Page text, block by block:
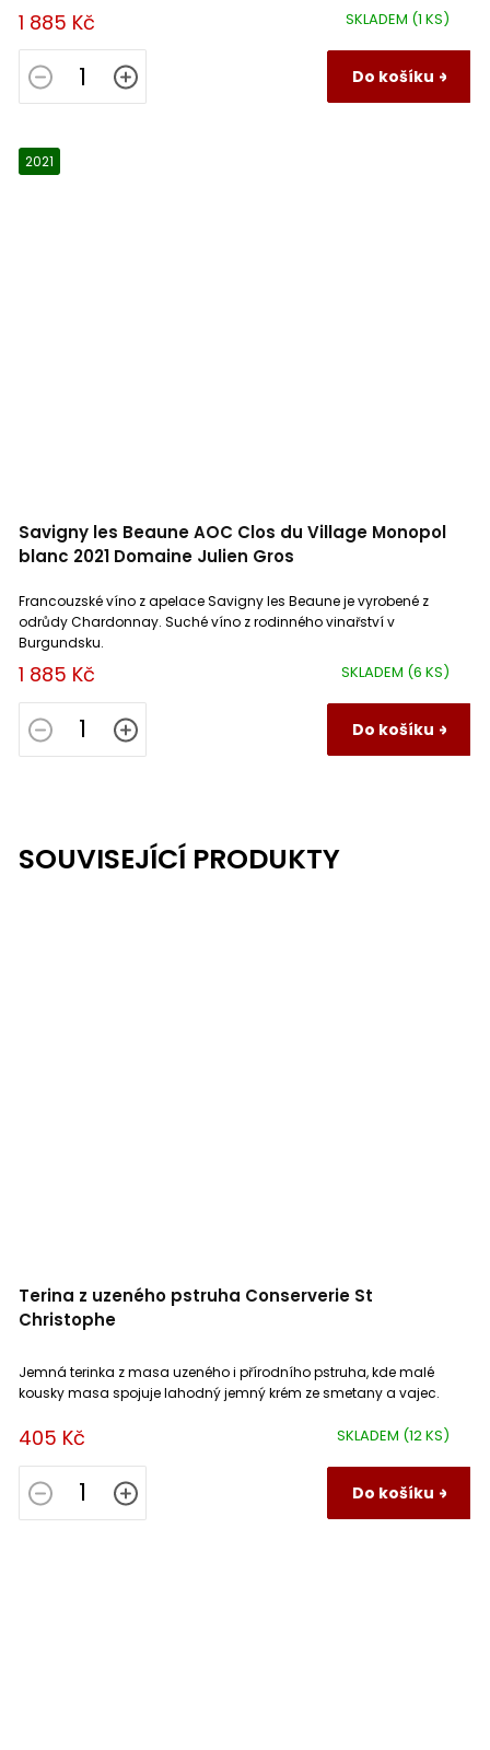
SKLADEM (1 KS)
1 885 Kč
Do košíku
2021
Savigny les Beaune AOC Clos du Village Monopol
blanc 2021 Domaine Julien Gros
SKLADEM (6 KS)
1 885 Kč
Do košíku
Francouzské víno z apelace Savigny les Beaune je vyrobené z
odrůdy Chardonnay. Suché víno z rodinného vinařství v
Burgundsku.
SOUVISEJÍCÍ PRODUKTY
Terina z uzeného pstruha Conserverie St
Christophe
SKLADEM (12 KS)
405 Kč
Do košíku
Jemná terinka z masa uzeného i přírodního pstruha, kde malé
kousky masa spojuje lahodný jemný krém ze smetany a vajec.